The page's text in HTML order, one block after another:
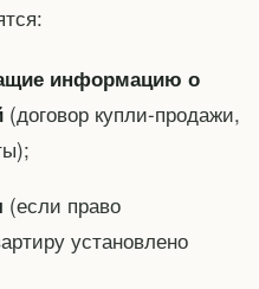
информацию о
(договор купли-продажи,
(если право
установлено